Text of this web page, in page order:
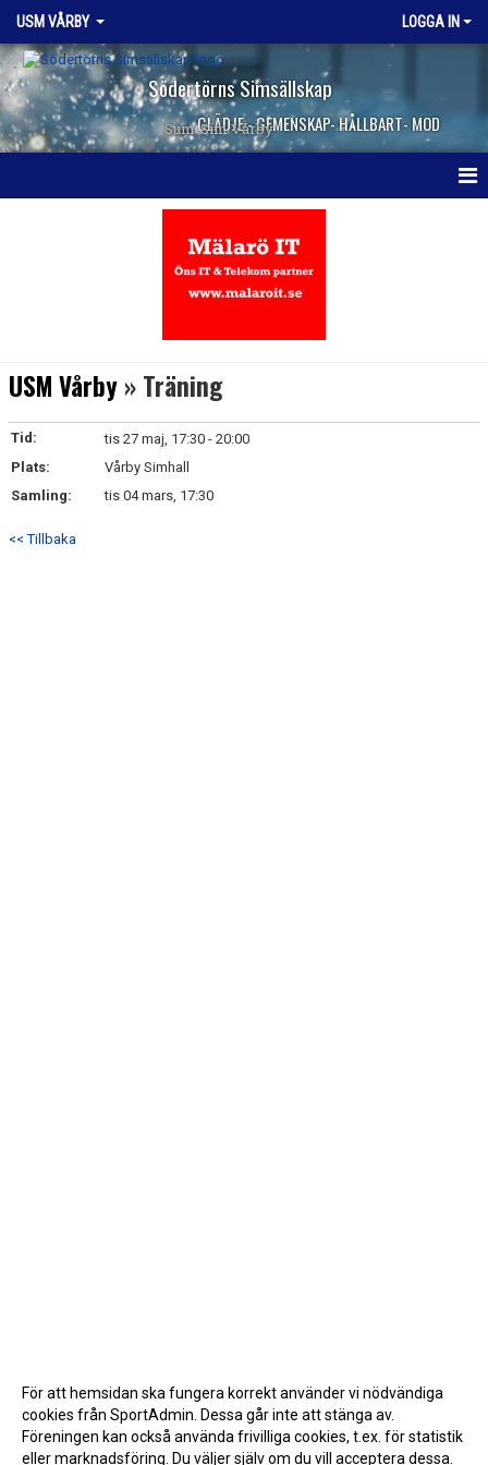
USM VÅRBY LOGGA IN
Södertörns Simsällskap
GLÄDJE - GEMENSKAP- HÅLLBART- MOD
Sum-Sim Vårby
USM Vårby » Träning
Tid:
tis 27 maj, 17:30 - 20:00
Plats:
Vårby Simhall
Samling:
tis 04 mars, 17:30
<< Tillbaka
För att hemsidan ska fungera korrekt använder vi nödvändiga
cookies från SportAdmin. Dessa går inte att stänga av.
Föreningen kan också använda frivilliga cookies, t.ex. för statistik
eller marknadsföring. Du väljer själv om du vill acceptera dessa.